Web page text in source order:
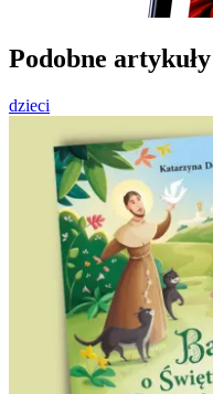
Podobne artykuły
dzieci